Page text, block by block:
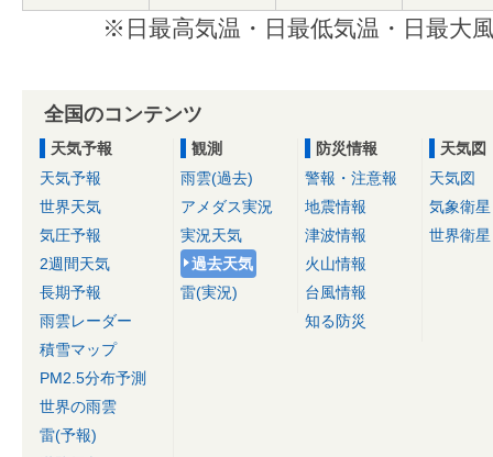
※日最高気温・日最低気温・日最大
全国のコンテンツ
天気予報
天気予報
世界天気
気圧予報
2週間天気
長期予報
雨雲レーダー
積雪マップ
PM2.5分布予測
世界の雨雲
雷(予報)
観測
雨雲(過去)
アメダス実況
実況天気
過去天気
雷(実況)
防災情報
警報・注意報
地震情報
津波情報
火山情報
台風情報
知る防災
天気図
天気図
気象衛星
世界衛星